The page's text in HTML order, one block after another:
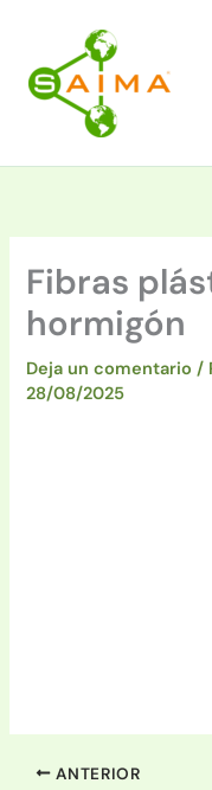
contenido
Fibras
hormigón
Deja un comentario /
28/08/2025
ANTERIOR